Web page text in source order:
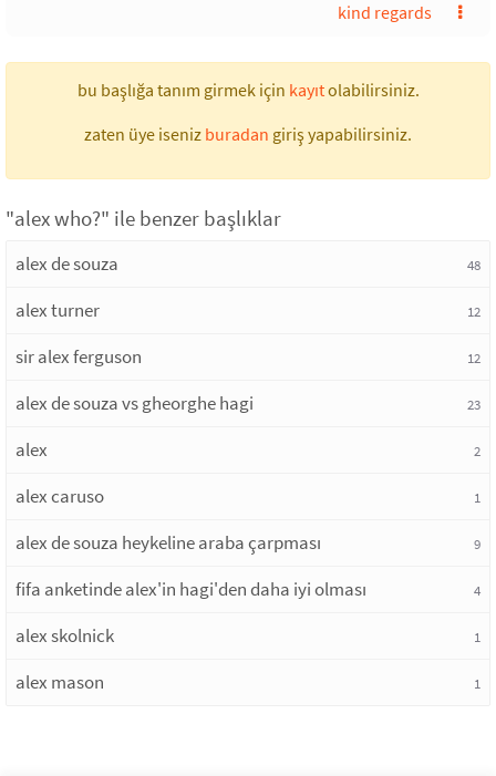
kind regards
bu başlığa tanım girmek için kayıtolabilirsiniz.
zaten üye iseniz buradan giriş yapabilirsiniz.
"alex who?" ile benzer başlıklar
alex de souza 48
alex turner 12
sir alex ferguson 12
alex de souza vs gheorghe hagi 23
alex 2
alex caruso 1
alex de souza heykeline araba çarpması 9
fifa anketinde alex'in hagi'den daha iyi olması 4
alex skolnick 1
alex mason 1